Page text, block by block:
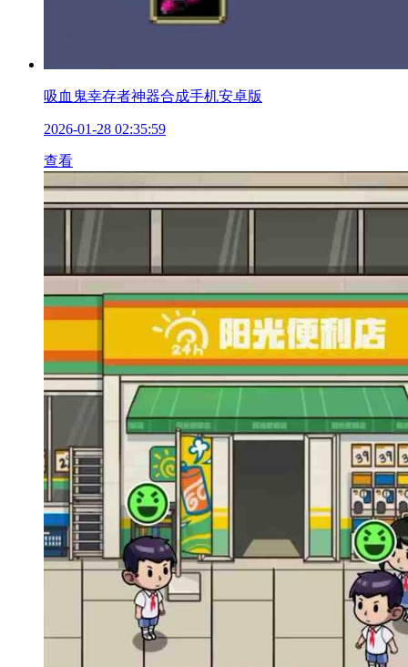
吸血鬼幸存者神器合成手机安卓版
2026-01-28 02:35:59
查看